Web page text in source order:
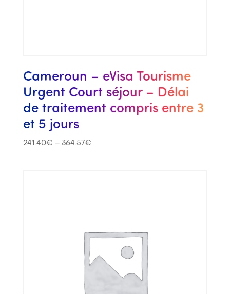
Cameroun – eVisa Tourisme
Urgent Court séjour – Délai
de traitement compris entre 3
et 5 jours
241.40€ – 364.57€